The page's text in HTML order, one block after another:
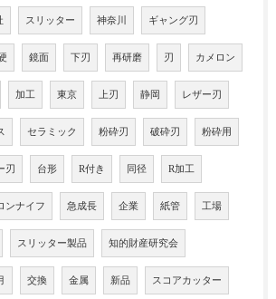
スリッター 神奈川 ギャング刃
鏡面 下刃 再研磨 刃 カメロン
加工 東京 上刃 静岡 レザー刃
セラミック 粉砕刃 破砕刃 粉砕用
刃 台形 R付き 同径 R加工
ンナイフ 急成長 企業 紙管 工場
スリッター製品 知的財産研究会
交換 金属 新品 スコアカッター